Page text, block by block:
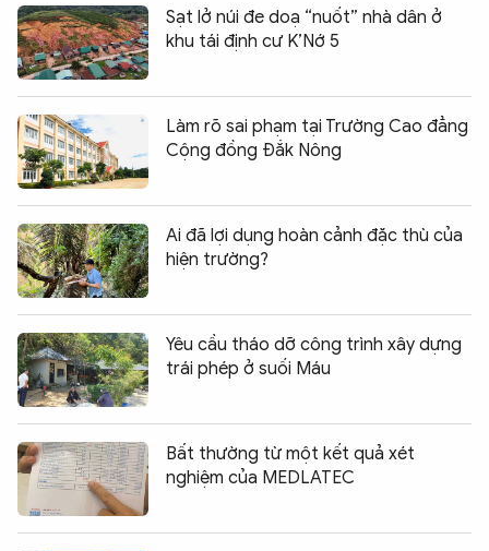
Sạt lở núi đe doạ “nuốt” nhà dân ở
khu tái định cư K’Nớ 5
Làm rõ sai phạm tại Trường Cao đẳng
Cộng đồng Đắk Nông
Ai đã lợi dụng hoàn cảnh đặc thù của
hiện trường?
Yêu cầu tháo dỡ công trình xây dựng
trái phép ở suối Máu
Bất thường từ một kết quả xét
nghiệm của MEDLATEC